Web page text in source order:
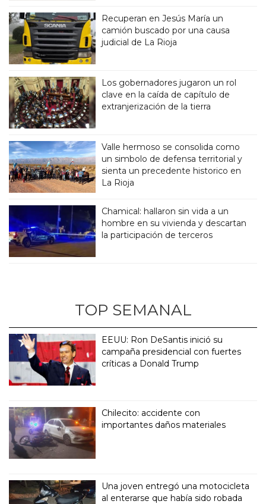
Recuperan en Jesús María un
camión buscado por una causa
judicial de La Rioja
Los gobernadores jugaron un rol
clave en la caída de capítulo de
extranjerización de la tierra
Valle hermoso se consolida como
un simbolo de defensa territorial y
sienta un precedente historico en
La Rioja
Chamical: hallaron sin vida a un
hombre en su vivienda y descartan
la participación de terceros
TOP SEMANAL
EEUU: Ron DeSantis inició su
campaña presidencial con fuertes
críticas a Donald Trump
Chilecito: accidente con
importantes daños materiales
Una joven entregó una motocicleta
al enterarse que había sido robada